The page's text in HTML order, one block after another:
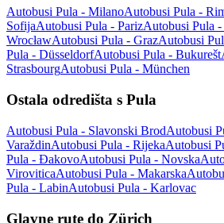
Autobusi Pula - MilanoAutobusi Pula -
SofijaAutobusi Pula - ParizAutobusi Pula
WrocławAutobusi Pula - GrazAutobusi
Pula - DüsseldorfAutobusi Pula - Bukurešt
StrasbourgAutobusi Pula - München
Ostala odredišta s Pula
Autobusi Pula - Slavonski BrodAutobusi
VaraždinAutobusi Pula - RijekaAutobusi
Pula - ĐakovoAutobusi Pula - Novska
ViroviticaAutobusi Pula - Makarska
Pula - LabinAutobusi Pula - Karlovac
Glavne rute do Zürich